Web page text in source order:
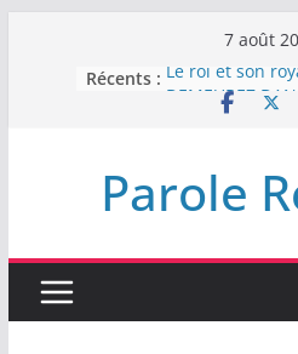
7 août
Récents : Le roi et son
DEMEUREZ
LABAN
Parole